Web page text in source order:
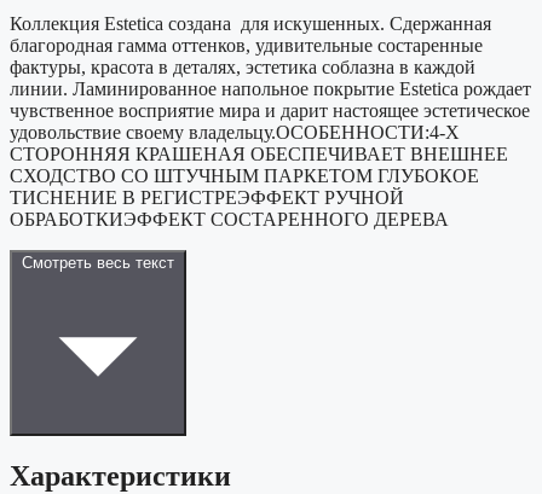
Коллекция Estetica создана для искушенных. Сдержанная
благородная гамма оттенков, удивительные состаренные
фактуры, красота в деталях, эстетика соблазна в каждой
линии. Ламинированное напольное покрытие Estetica рождает
чувственное восприятие мира и дарит настоящее эстетическое
удовольствие своему владельцу.ОСОБЕННОСТИ:4-Х
СТОРОННЯЯ КРАШЕНАЯ ОБЕСПЕЧИВАЕТ ВНЕШНЕЕ
СХОДСТВО СО ШТУЧНЫМ ПАРКЕТОМ ГЛУБОКОЕ
ТИСНЕНИЕ В РЕГИСТРЕЭФФЕКТ РУЧНОЙ
ОБРАБОТКИЭФФЕКТ СОСТАРЕННОГО ДЕРЕВА
Смотреть весь текст
Характеристики